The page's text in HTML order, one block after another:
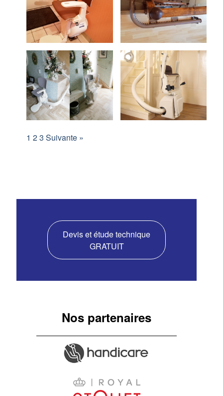
1 23 Suivante »
Devis et étude technique
GRATUIT
Nos partenaires